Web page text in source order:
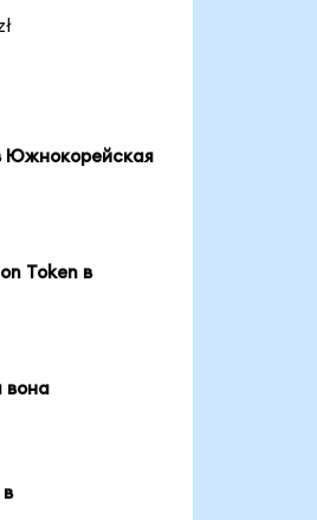
Южнокорейская
Token в
вона